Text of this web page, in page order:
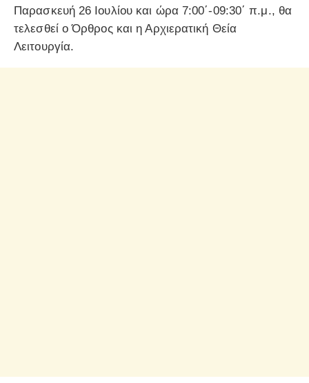
Παρασκευή 26 Ιουλίου και ώρα 7:00΄-09:30΄ π.μ., θα
τελεσθεί ο Όρθρος και η Αρχιερατική Θεία
Λειτουργία.